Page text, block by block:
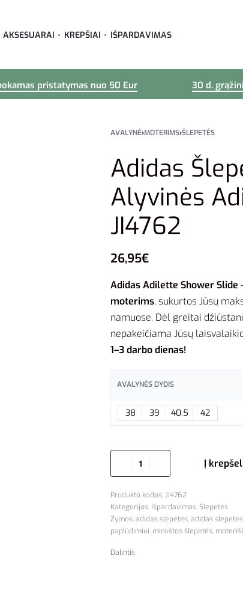
AKSESUARAI KREPŠIAI IŠPARDAVIMAS
pristatymas nuo 50 Eur 30 d.
AVALYNĖ›MOTERIMS›ŠLEPETĖS
Adidas
Alyvinės
JI4762
26,95€
Adidas Adilette Shower Slide
moterims, sukurtos Jūsų
namuose. Dėl greitai
nepakeičiama Jūsų
1–3 darbo dienas!
AVALYNĖS DYDIS
38 39 40.5 42
Į
JI4762
Kategorijos: Išpardavimas,Šlepetės
Žymos:adidas slepetės,adidas
paplūdimiui, minkštos šlepetės,
Dalintis